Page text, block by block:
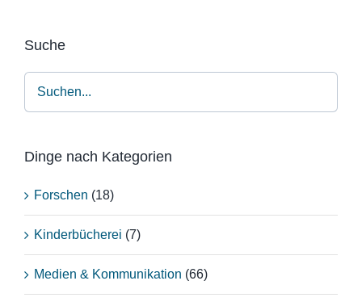
Suche
Dinge nach Kategorien
Forschen (18)
Kinderbücherei (7)
Medien & Kommunikation (66)